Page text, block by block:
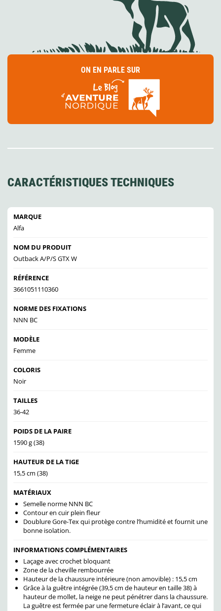
ON EN PARLE SUR
CARACTÉRISTIQUES TECHNIQUES
MARQUE
Alfa
NOM DU PRODUIT
Outback A/P/S GTX W
RÉFÉRENCE
3661051110360
NORME DES FIXATIONS
NNN BC
MODÈLE
Femme
COLORIS
Noir
TAILLES
36-42
POIDS DE LA PAIRE
1590 g (38)
HAUTEUR DE LA TIGE
15,5 cm (38)
MATÉRIAUX
Semelle norme NNN BC
Contour en cuir plein fleur
Doublure Gore-Tex qui protège contre l’humidité et fournit une
bonne isolation.
INFORMATIONS COMPLÉMENTAIRES
Laçage avec crochet bloquant
Zone de la cheville rembourrée
Hauteur de la chaussure intérieure (non amovible) : 15,5 cm
Grâce à la guêtre intégrée (39,5 cm de hauteur en taille 38) à
hauteur de mollet, la neige ne peut pénétrer dans la chaussure.
La guêtre est fermée par une fermeture éclair à l’avant, ce qui